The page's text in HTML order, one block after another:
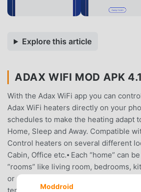
Explore this article
ADAX WIFI MOD APK
With the Adax WiFi app you can
Adax WiFi heaters directly on your
schedules to make the heating adapt
Home, Sleep and Away. Compatible
Control heaters on several different
Cabin, Office etc.⦁ Each “home” can
“rooms” like living room, bedrooms,
or several heaters linked to each
Moddroid